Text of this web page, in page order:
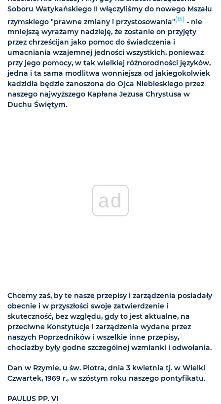
Soboru Watykańskiego II włączyliśmy do nowego Mszału
rzymskiego "prawne zmiany i przystosowania"(15) - nie
mniejszą wyrażamy nadzieję, że zostanie on przyjęty
przez chrześcijan jako pomoc do świadczenia i
umacniania wzajemnej jedności wszystkich, ponieważ
przy jego pomocy, w tak wielkiej różnorodności języków,
jedna i ta sama modlitwa wonniejsza od jakiegokolwiek
kadzidła będzie zanoszona do Ojca Niebieskiego przez
naszego najwyższego Kapłana Jezusa Chrystusa w
Duchu Świętym.
ad
Chcemy zaś, by te nasze przepisy i zarządzenia posiadały
obecnie i w przyszłości swoje zatwierdzenie i
skuteczność, bez względu, gdy to jest aktualne, na
przeciwne Konstytucje i zarządzenia wydane przez
naszych Poprzedników i wszelkie inne przepisy,
chociażby były godne szczególnej wzmianki i odwołania.
Dan w Rzymie, u św. Piotra, dnia 3 kwietnia tj. w Wielki
Czwartek, 1969 r., w szóstym roku naszego pontyfikatu.
PAULUS PP. VI